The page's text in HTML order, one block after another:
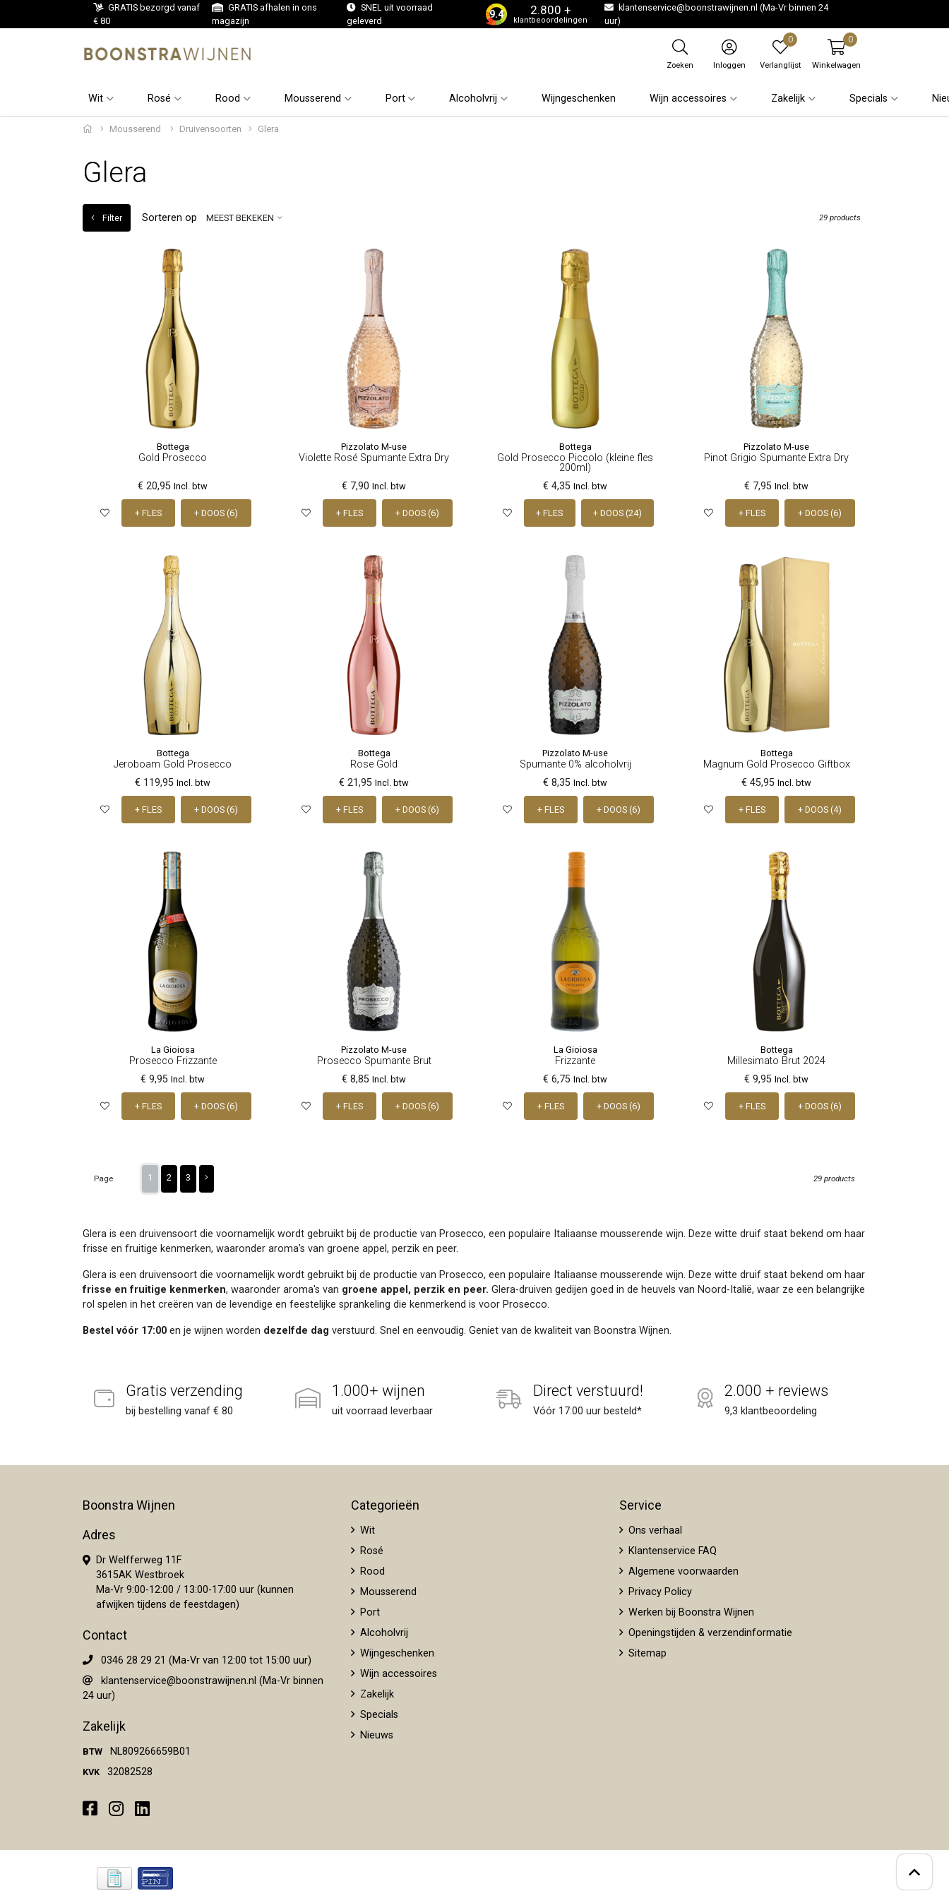
GRATIS bezorgd vanaf
€ 80
GRATIS afhalen in ons
magazijn
SNEL uit voorraad
geleverd
9.4 2.800 +
klantbeoordelingen
klantenservice@boonstrawijnen.nl (Ma-Vr binnen 24
uur)
Zoeken Inloggen
0
Verlanglijst
0
Winkelwagen
Wit Rosé Rood Mousserend Port Alcoholvrij Wijngeschenken Wijn accessoires Zakelijk Specials
Mousserend Druivensoorten Glera
Glera
Filter Sorteren op MEEST BEKEKEN 29 products
Bottega
Gold Prosecco
€ 20,95 Incl. btw
+ FLES + DOOS (6)
Pizzolato M-use
Violette Rosé Spumante Extra Dry
€ 7,90 Incl. btw
+ FLES + DOOS (6)
Bottega
Gold Prosecco Piccolo (kleine fles
200ml)
€ 4,35 Incl. btw
+ FLES + DOOS (24)
Pizzolato M-use
Pinot Grigio Spumante Extra Dry
€ 7,95 Incl. btw
+ FLES + DOOS (6)
Bottega
Jeroboam Gold Prosecco
€ 119,95 Incl. btw
+ FLES + DOOS (6)
Bottega
Rose Gold
€ 21,95 Incl. btw
+ FLES + DOOS (6)
Pizzolato M-use
Spumante 0% alcoholvrij
€ 8,35 Incl. btw
+ FLES + DOOS (6)
Bottega
Magnum Gold Prosecco Giftbox
€ 45,95 Incl. btw
+ FLES + DOOS (4)
La Gioiosa
Prosecco Frizzante
€ 9,95 Incl. btw
+ FLES + DOOS (6)
Pizzolato M-use
Prosecco Spumante Brut
€ 8,85 Incl. btw
+ FLES + DOOS (6)
La Gioiosa
Frizzante
€ 6,75 Incl. btw
+ FLES + DOOS (6)
Bottega
Millesimato Brut 2024
€ 9,95 Incl. btw
+ FLES + DOOS (6)
Page 1 2 3 29 products
Glera is een druivensoort die voornamelijk wordt gebruikt bij de productie van Prosecco, een populaire Italiaanse mousserende wijn. Deze witte druif staat bekend om haar
frisse en fruitige kenmerken, waaronder aroma's van groene appel, perzik en peer.
Glera is een druivensoort die voornamelijk wordt gebruikt bij de productie van Prosecco, een populaire Italiaanse mousserende wijn. Deze witte druif staat bekend om haar
frisse en fruitige kenmerken, waaronder aroma's van groene appel, perzik en peer. Glera-druiven gedijen goed in de heuvels van Noord-Italië, waar ze een belangrijke
rol spelen in het creëren van de levendige en feestelijke sprankeling die kenmerkend is voor Prosecco.
Bestel vóór 17:00 en je wijnen worden dezelfde dag verstuurd. Snel en eenvoudig. Geniet van de kwaliteit van Boonstra Wijnen.
Gratis verzending
bij bestelling vanaf € 80
1.000+ wijnen
uit voorraad leverbaar
Direct verstuurd!
Vóór 17:00 uur besteld*
2.000 + reviews
9,3 klantbeoordeling
Boonstra Wijnen
Adres
Dr Welfferweg 11F
3615AK Westbroek
Ma-Vr 9:00-12:00 / 13:00-17:00 uur (kunnen
afwijken tijdens de feestdagen)
Contact
0346 28 29 21 (Ma-Vr van 12:00 tot 15:00 uur)
klantenservice@boonstrawijnen.nl (Ma-Vr binnen
24 uur)
Zakelijk
BTW NL809266659B01
KVK 32082528
Facebook
Instagram
LinkedIn
Categorieën
Wit
Rosé
Rood
Mousserend
Port
Alcoholvrij
Wijngeschenken
Wijn accessoires
Zakelijk
Specials
Nieuws
Service
Ons verhaal
Klantenservice FAQ
Algemene voorwaarden
Privacy Policy
Werken bij Boonstra Wijnen
Openingstijden & verzendinformatie
Sitemap